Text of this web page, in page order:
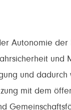
Autonomie der
und
und dadurch
mit dem